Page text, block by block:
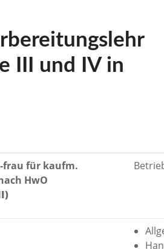
III und IV in
frau für kaufm.
HwO
III)